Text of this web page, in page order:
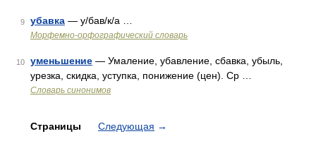
9 убавка — у/бав/к/а …
Морфемно-орфографический словарь
10 уменьшение — Умаление, убавление, сбавка, убыль,
урезка, скидка, уступка, понижение (цен). Ср …
Словарь синонимов
Страницы Следующая →